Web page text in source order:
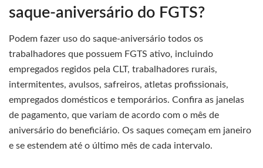
saque-aniversário do FGTS?
Podem fazer uso do saque-aniversário todos os
trabalhadores que possuem FGTS ativo, incluindo
empregados regidos pela CLT, trabalhadores rurais,
intermitentes, avulsos, safreiros, atletas profissionais,
empregados domésticos e temporários. Confira as janelas
de pagamento, que variam de acordo com o mês de
aniversário do beneficiário. Os saques começam em janeiro
e se estendem até o último mês de cada intervalo.